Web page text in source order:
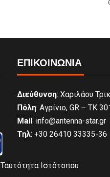
ΕΠΙΚΟΙΝΩΝΊΑ
Διεύθυνση: Χαριλάου
Πόλη: Αγρίνιο, GR – ΤΚ
Mail : info@antenna-star.gr
Τηλ: +30 26410 33335-36
Ταυτότητα Ιστότοπου